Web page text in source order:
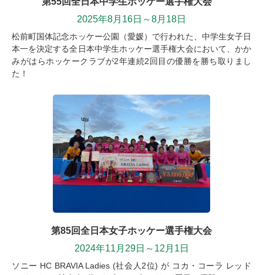
2025年8月16日～8月18日
松前町国体記念ホッケー公園（愛媛）で行われた、中学生女子日
本一を決定する全日本中学生ホッケー選手権大会において、かか
みがはらホッケークラブが2年連続2回目の優勝を勝ち取りまし
た！
第85回全日本女子ホッケー選手権大会
2024年11月29日～12月1日
ソニー HC BRAVIA Ladies (社会人2位) が コカ・コーラ レッド